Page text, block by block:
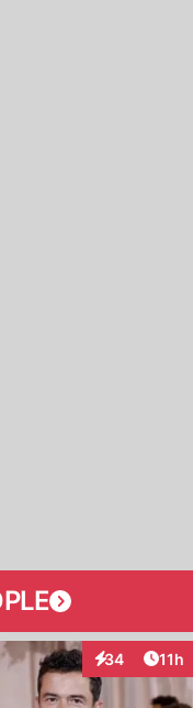
34
Interaktionen
11h